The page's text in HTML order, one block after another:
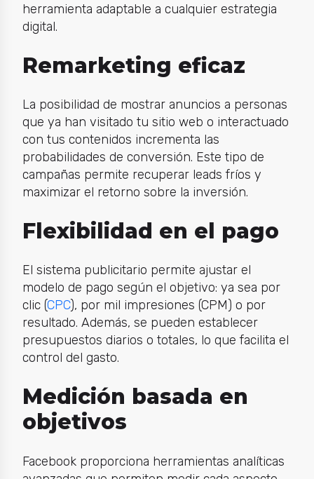
herramienta adaptable a cualquier estrategia
digital.
Remarketing eficaz
La posibilidad de mostrar anuncios a personas
que ya han visitado tu sitio web o interactuado
con tus contenidos incrementa las
probabilidades de conversión. Este tipo de
campañas permite recuperar leads fríos y
maximizar el retorno sobre la inversión.
Flexibilidad en el pago
El sistema publicitario permite ajustar el
modelo de pago según el objetivo: ya sea por
clic (CPC), por mil impresiones (CPM) o por
resultado. Además, se pueden establecer
presupuestos diarios o totales, lo que facilita el
control del gasto.
Medición basada en
objetivos
Facebook proporciona herramientas analíticas